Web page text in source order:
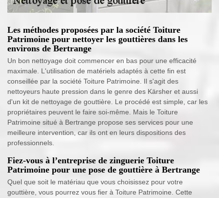
Les méthodes proposées par la société Toiture
Patrimoine pour nettoyer les gouttières dans les
environs de Bertrange
Un bon nettoyage doit commencer en bas pour une efficacité
maximale. L'utilisation de matériels adaptés à cette fin est
conseillée par la société Toiture Patrimoine. Il s'agit des
nettoyeurs haute pression dans le genre des Kärsher et aussi
d'un kit de nettoyage de gouttière. Le procédé est simple, car les
propriétaires peuvent le faire soi-même. Mais le Toiture
Patrimoine situé à Bertrange propose ses services pour une
meilleure intervention, car ils ont en leurs dispositions des
professionnels.
Fiez-vous à l’entreprise de zinguerie Toiture
Patrimoine pour une pose de gouttière à Bertrange
Quel que soit le matériau que vous choisissez pour votre
gouttière, vous pourrez vous fier à Toiture Patrimoine. Cette